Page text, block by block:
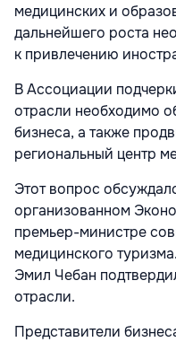
медицинских и
дальнейшего роста
к привлечению
В Ассоциации
отрасли необходимо
бизнеса, а также
региональный центр
Этот вопрос
организованном
премьер-министре
медицинского
Эмил Чебан
отрасли.
Представители